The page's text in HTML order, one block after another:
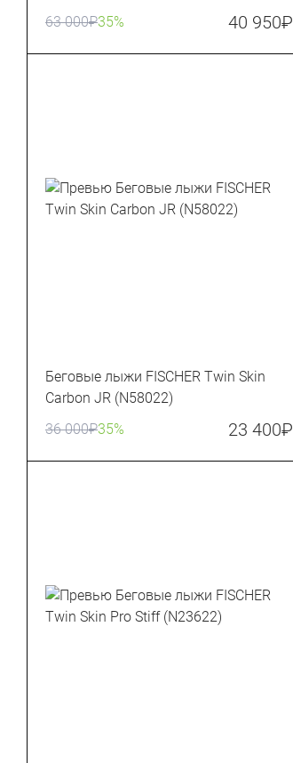
63 000₽35% 40 950₽
Беговые лыжи FISCHER Twin Skin
Carbon JR (N58022)
36 000₽35% 23 400₽